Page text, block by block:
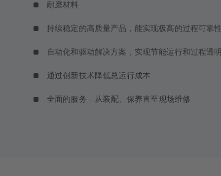
耐磨材料
持续稳定的高质量产品，能实现极高的过程可
自动化和驱动解决方案，实现节能运行和过程透
通过创新技术降低总运行成本
全面的服务 – 从装配、保养直至现场维修